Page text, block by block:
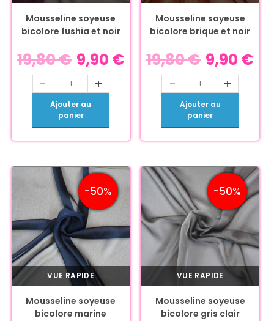
Mousseline soyeuse
bicolore fushia et noir
19,80€ 9,90 €
- +
Ajouter au
panier
Mousseline soyeuse
bicolore brique et noir
19,80€ 9,90 €
- +
Ajouter au
panier
-50%
VUE RAPIDE
Mousseline soyeuse
bicolore marine
-50%
VUE RAPIDE
Mousseline soyeuse
bicolore gris clair